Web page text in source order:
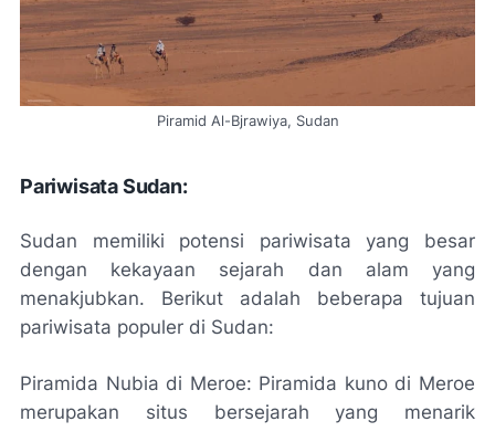
Piramid Al-Bjrawiya, Sudan
Pariwisata Sudan:
Sudan memiliki potensi pariwisata yang besar
dengan kekayaan sejarah dan alam yang
menakjubkan. Berikut adalah beberapa tujuan
pariwisata populer di Sudan:
Piramida Nubia di Meroe: Piramida kuno di Meroe
merupakan situs bersejarah yang menarik